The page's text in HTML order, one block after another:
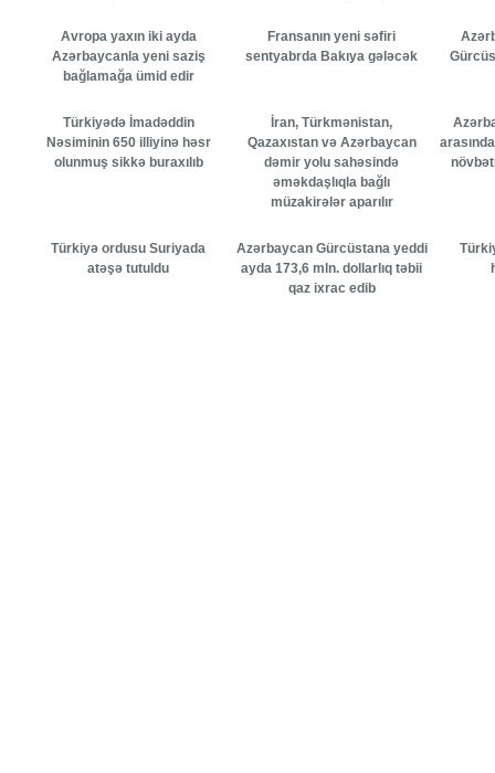
Avropa yaxın iki ayda
Azərbaycanla yeni saziş
bağlamağa ümid edir
Fransanın yeni səfiri
sentyabrda Bakıya gələcək
Türkiyədə İmadəddin
Nəsiminin 650 illiyinə həsr
olunmuş sikkə buraxılıb
İran, Türkmənistan,
Qazaxıstan və Azərbaycan
dəmir yolu sahəsində
əməkdaşlıqla bağlı
müzakirələr aparılır
Türkiyə ordusu Suriyada
atəşə tutuldu
Azərbaycan Gürcüstana yeddi
ayda 173,6 mln. dollarlıq təbii
qaz ixrac edib